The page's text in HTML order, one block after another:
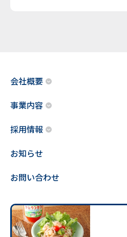
会社概要
事業内容
採用情報
お知らせ
お問い合わせ